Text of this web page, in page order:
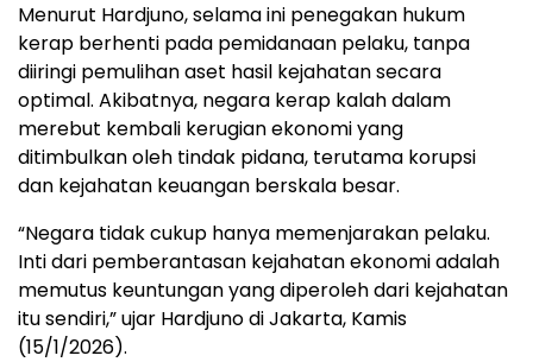
Menurut Hardjuno, selama ini penegakan hukum
kerap berhenti pada pemidanaan pelaku, tanpa
diiringi pemulihan aset hasil kejahatan secara
optimal. Akibatnya, negara kerap kalah dalam
merebut kembali kerugian ekonomi yang
ditimbulkan oleh tindak pidana, terutama korupsi
dan kejahatan keuangan berskala besar.
“Negara tidak cukup hanya memenjarakan pelaku.
Inti dari pemberantasan kejahatan ekonomi adalah
memutus keuntungan yang diperoleh dari kejahatan
itu sendiri,” ujar Hardjuno di Jakarta, Kamis
(15/1/2026).